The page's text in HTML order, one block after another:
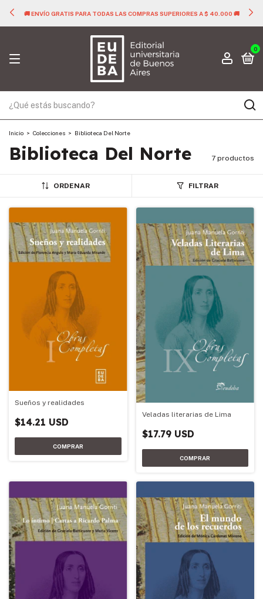
🚚 ENVÍO GRATIS PARA TODAS LAS COMPRAS SUPERIORES A $ 40.000 🚚
0
Inicio > Colecciones > Biblioteca Del Norte
Biblioteca Del Norte 7 productos
ORDENAR FILTRAR
Sueños y realidades
$14.21 USD
Veladas literarias de Lima
$17.79 USD